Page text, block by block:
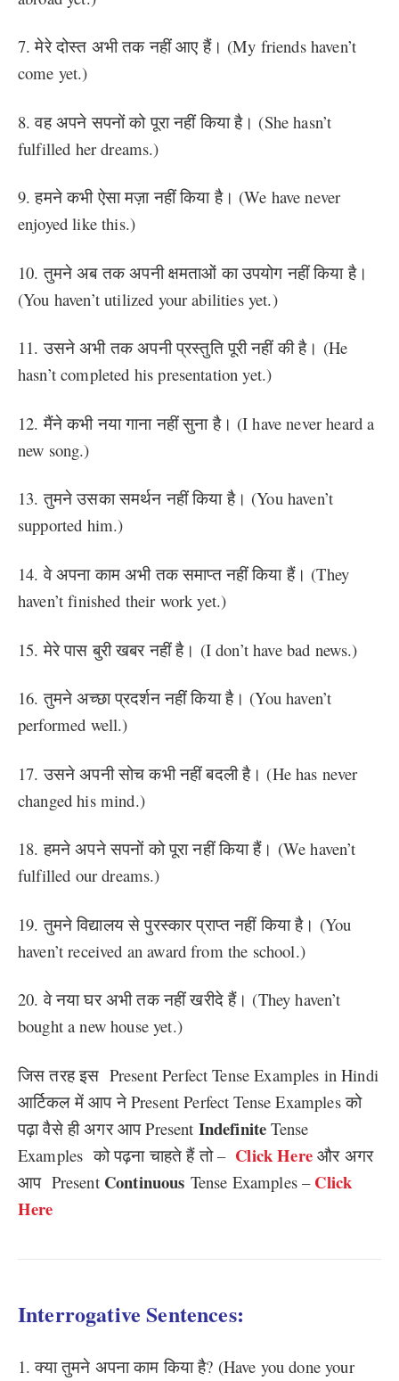
7. मेरे दोस्त अभी तक नहीं आए हैं। (My friends haven’t
come yet.)
8. वह अपने सपनों को पूरा नहीं किया है। (She hasn’t
fulfilled her dreams.)
9. हमने कभी ऐसा मज़ा नहीं किया है। (We have never
enjoyed like this.)
10. तुमने अब तक अपनी क्षमताओं का उपयोग नहीं किया है।
(You haven’t utilized your abilities yet.)
11. उसने अभी तक अपनी प्रस्तुति पूरी नहीं की है। (He
hasn’t completed his presentation yet.)
12. मैंने कभी नया गाना नहीं सुना है। (I have never heard a
new song.)
13. तुमने उसका समर्थन नहीं किया है। (You haven’t
supported him.)
14. वे अपना काम अभी तक समाप्त नहीं किया हैं। (They
haven’t finished their work yet.)
15. मेरे पास बुरी खबर नहीं है। (I don’t have bad news.)
16. तुमने अच्छा प्रदर्शन नहीं किया है। (You haven’t
performed well.)
17. उसने अपनी सोच कभी नहीं बदली है। (He has never
changed his mind.)
18. हमने अपने सपनों को पूरा नहीं किया हैं। (We haven’t
fulfilled our dreams.)
19. तुमने विद्यालय से पुरस्कार प्राप्त नहीं किया है। (You
haven’t received an award from the school.)
20. वे नया घर अभी तक नहीं खरीदे हैं। (They haven’t
bought a new house yet.)
जिस तरह इस Present Perfect Tense Examples in Hindi
आर्टिकल में आप ने Present Perfect Tense Examples को
पढ़ा वैसे ही अगर आप Present Indefinite Tense
Examples को पढ़ना चाहते हैं तो – Click Hereऔर अगर
आप Present Continuous Tense Examples – Click
Here
Interrogative Sentences:
1. क्या तुमने अपना काम किया है? (Have you done your